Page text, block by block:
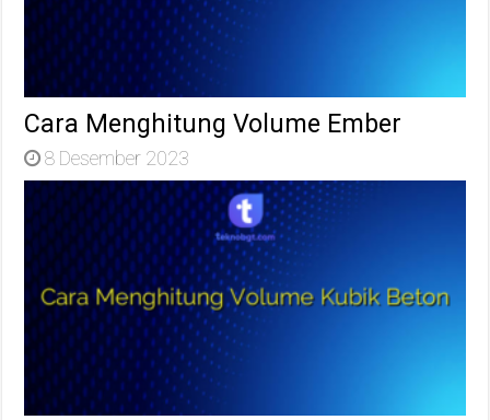
Cara Menghitung Volume Ember
8 Desember 2023